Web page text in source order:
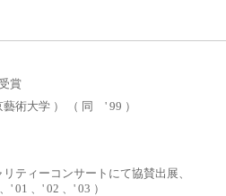
賞
術大学 ） （ 同 ' 99 ）
ティーコンサートにて協賛出展、
01 、' 02 、' 03 ）